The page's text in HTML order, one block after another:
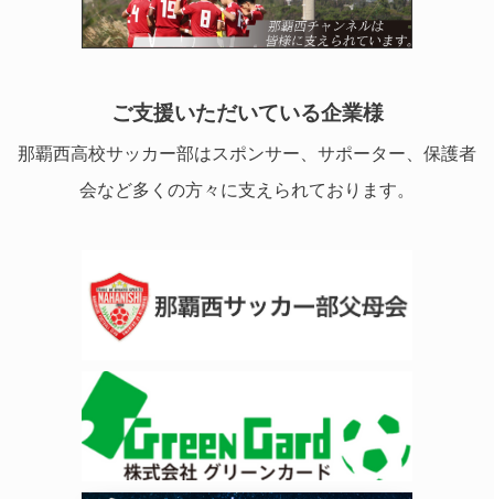
ご支援いただいている企業様
那覇西高校サッカー部はスポンサー、サポーター、保護者
会など多くの方々に支えられております。